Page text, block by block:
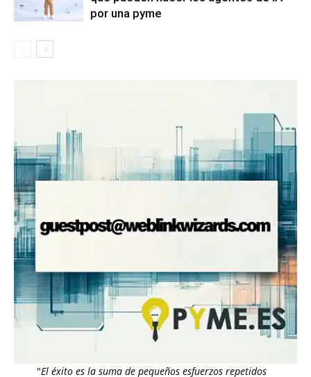
por una pyme
"El éxito es la suma de pequeños esfuerzos repetidos